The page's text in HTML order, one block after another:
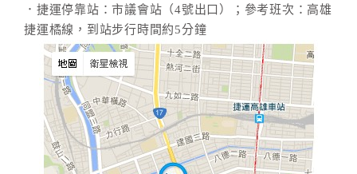
．捷運停靠站：市議會站（4號出口）；參考班次：高雄
捷運橘線，到站步行時間約5分鐘